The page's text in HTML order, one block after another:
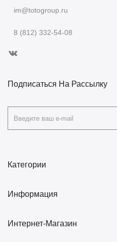
im@totogroup.ru
8 (812) 332-54-08
Категории
Информация
Интернет-Магазин
Подписаться На Рассылку